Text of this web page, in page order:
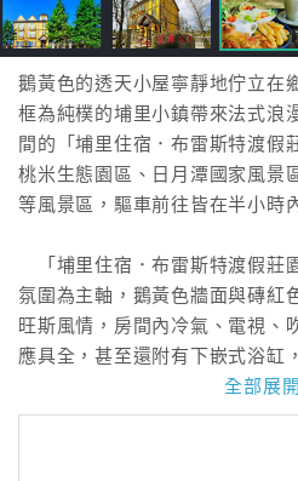
飯
店
訂
房
HOT
特
宿
球
鵝黃色的透天小屋寧靜地佇立在
框為純樸的埔里小鎮帶來法式浪
間的「埔里住宿．布雷斯特渡假
桃米生態園區、日月潭國家風景
等風景區，驅車前往皆在半小時
「埔里住宿．布雷斯特渡假莊
氛圍為主軸，鵝黃色牆面與磚紅
旺斯風情，房間內冷氣、電視、
應具全，甚至還附有下嵌式浴缸
外繁星點點，不需要出國就可以
調～
全部展開